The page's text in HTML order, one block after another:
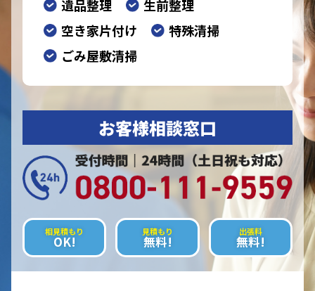
遺品整理
生前整理
空き家片付け
特殊清掃
ごみ屋敷清掃
お客様相談窓口
相見積もり
OK!
見積もり
無料!
出張料
無料!